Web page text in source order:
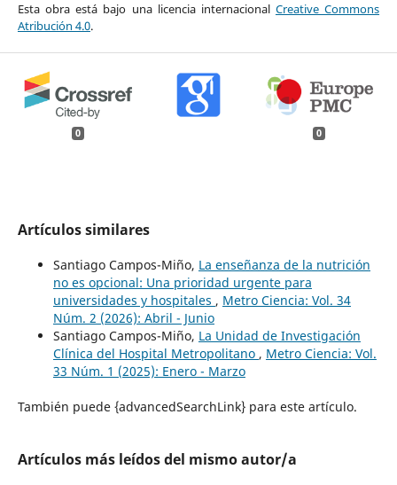
Esta obra está bajo una licencia internacional Creative Commons
Atribución 4.0.
0 0
Artículos similares
Santiago Campos-Miño, La enseñanza de la nutrición
no es opcional: Una prioridad urgente para
universidades y hospitales , Metro Ciencia: Vol. 34
Núm. 2 (2026): Abril - Junio
Santiago Campos-Miño, La Unidad de Investigación
Clínica del Hospital Metropolitano , Metro Ciencia: Vol.
33 Núm. 1 (2025): Enero - Marzo
También puede {advancedSearchLink} para este artículo.
Artículos más leídos del mismo autor/a